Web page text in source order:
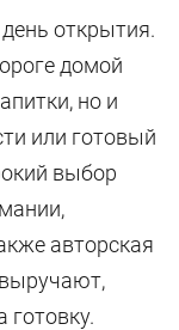
открытия.
домой
но и
или готовый
выбор
авторская
готовку.